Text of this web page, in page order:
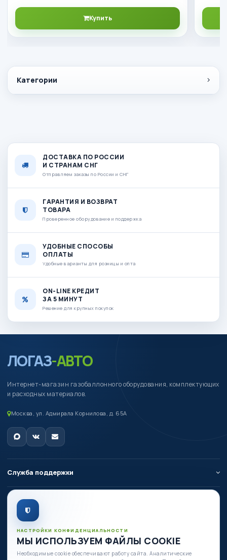
Категории
Купить
ДОСТАВКА ПО РОССИИ
И СТРАНАМ СНГ
Отправляем заказы по России и СНГ
ГАРАНТИЯ И ВОЗВРАТ
ТОВАРА
Проверенное оборудование и поддержка
УДОБНЫЕ СПОСОБЫ
ОПЛАТЫ
Удобные варианты для розницы и опта
ON-LINE КРЕДИТ
ЗА 5 МИНУТ
Решение для крупных покупок
ЛОГАЗ-АВТО
Интернет-магазин газобаллонного оборудования, комплектующих
и расходных материалов.
Москва, ул. Адмирала Корнилова, д. 65А
Служба поддержки
О компании
Личный кабинет
НАСТРОЙКИ КОНФИДЕНЦИАЛЬНОСТИ
МЫ ИСПОЛЬЗУЕМ ФАЙЛЫ COOKIE
Необходимые cookie обеспечивают работу сайта. Аналитические